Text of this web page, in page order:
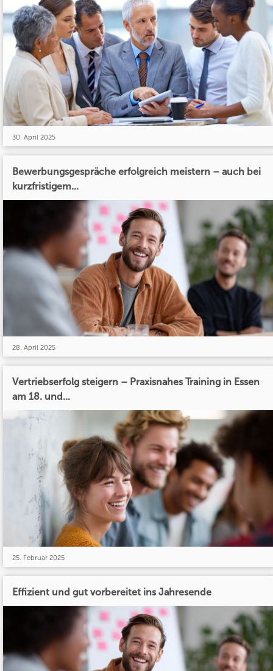
30. April 2025
Bewerbungsgespräche erfolgreich meistern – auch bei
kurzfristigem...
28. April 2025
Vertriebserfolg steigern – Praxisnahes Training in Essen
am 18. und...
25. Februar 2025
Effizient und gut vorbereitet ins Jahresende